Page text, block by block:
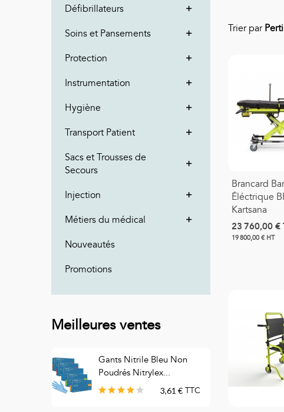
Défibrillateurs
Soins et Pansements
Protection
Instrumentation
Hygiène
Transport Patient
Sacs et Trousses de
Secours
Injection
Métiers du médical
Nouveautés
Promotions
Meilleures ventes
Gants Nitrile Bleu Non
Poudrés Nitrylex...
3,61 € TTC
Trier par
Brancard
Éléctrique
Kartsana
23 760,00 €
19 800,00 € HT